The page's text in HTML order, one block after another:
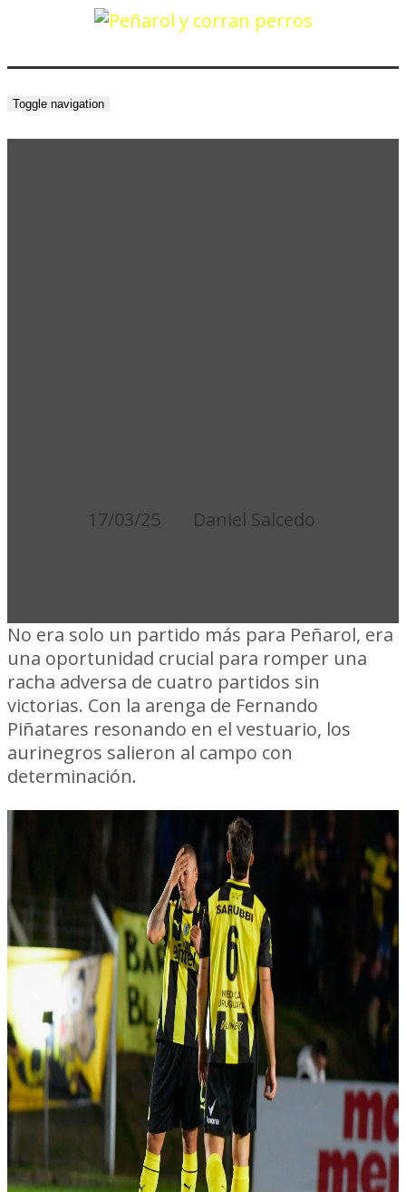
Toggle navigation
17/03/25 Daniel Salcedo
No era solo un partido más para Peñarol, era
una oportunidad crucial para romper una
racha adversa de cuatro partidos sin
victorias. Con la arenga de Fernando
Piñatares resonando en el vestuario, los
aurinegros salieron al campo con
determinación.